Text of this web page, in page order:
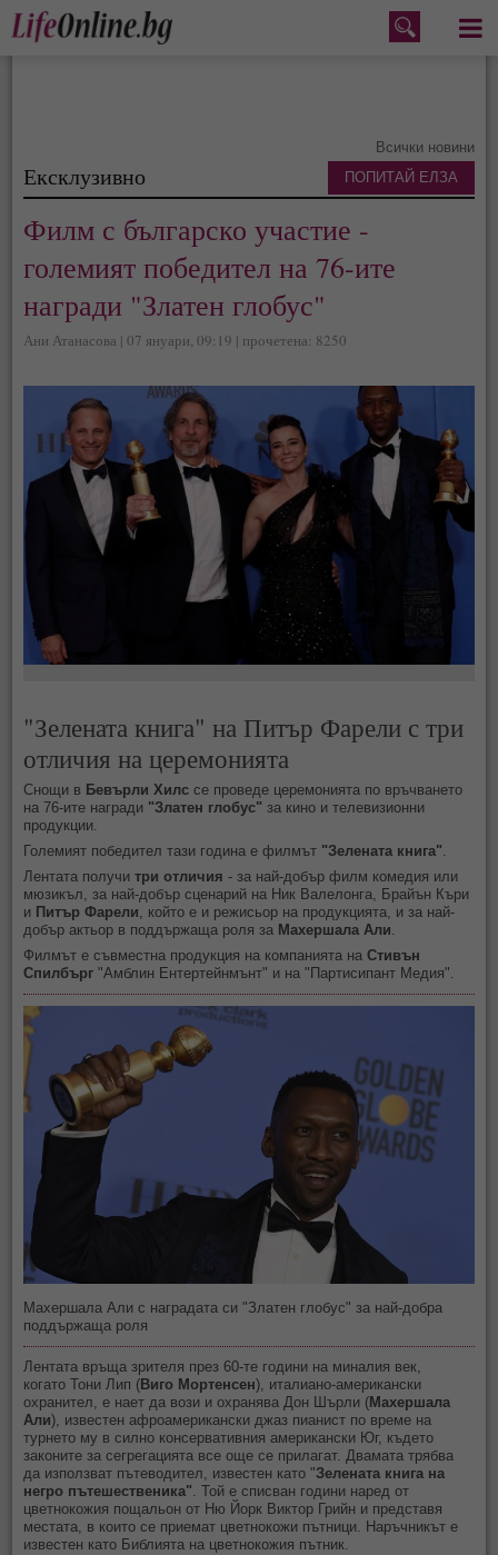
Меню
Всички новини
Ексклузивно
Филм с българско участие -
големият победител на 76-ите
награди "Златен глобус"
Ани Атанасова | 07 януари, 09:19 | прочетена: 8250
"Зелената книга" на Питър Фарели с три
отличия на церемонията
Снощи в Бевърли Хилс се проведе церемонията по връчването
на 76-ите награди "Златен глобус" за кино и телевизионни
продукции.
Големият победител тази година е филмът "Зелената книга"
Лентата получитри отличия - за най-добър филм комедия или
мюзикъл, за най-добър сценарий на Ник Валелонга, Брайън Къри
и Питър Фарели , който е и режисьор на продукцията, и за най-
добър актьор в поддържаща роля за Махершала Али
Филмът е съвместна продукция на компанията наСтивън
Спилбърг "Амблин Ентертейнмънт" и на "Партисипант Медия".
Махершала Али с наградата си "Златен глобус" за най-добра
поддържаща роля
Лентата връща зрителя през 60-те години на миналия век,
когатоТони Лип ( Виго Мортенсен), италиано-американски
охранител, е нает да вози и охранява Дон Шърли (Махершала
Али), известен афроамерикански джаз пианист по време на
турнето му в силно консервативния американски Юг, където
законите за сегрегацията все още се прилагат. Двамата трябва
да използват пътеводител, известен като "Зелената книга на
негро пътешественика". Той е списван години наред от
цветнокожия пощальон от Ню Йорк Виктор Грийн и представя
местата, в които се приемат цветнокожи пътници. Наръчникът е
известен като Библията на цветнокожия пътник.
ПОПИТАЙ ЕЛЗА